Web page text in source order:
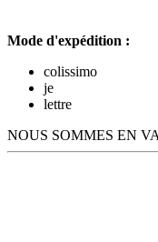
Mode d'expédition :
colissimo
je
lettre
NOUS SOMMES EN